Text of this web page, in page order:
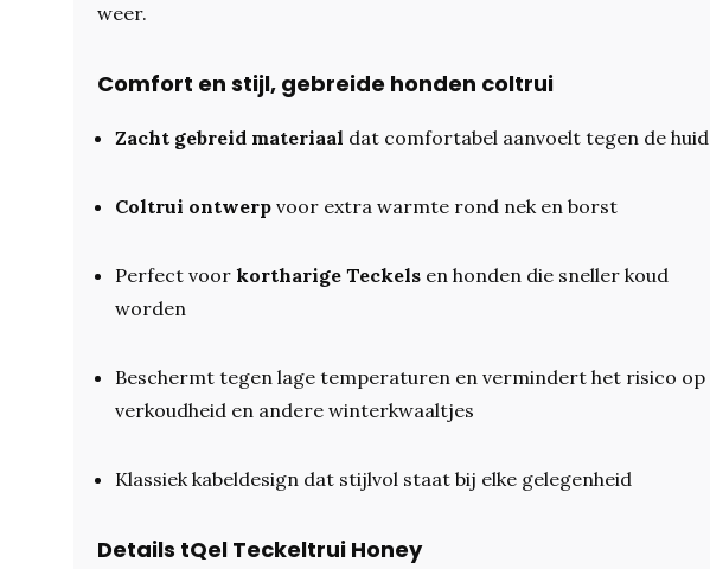
weer.
Comfort en stijl, gebreide honden coltrui
Zacht gebreid materiaal dat comfortabel aanvoelt tegen de huid
Coltrui ontwerp voor extra warmte rond nek en borst
Perfect voor kortharige Teckels en honden die sneller koud
worden
Beschermt tegen lage temperaturen en vermindert het risico op
verkoudheid en andere winterkwaaltjes
Klassiek kabeldesign dat stijlvol staat bij elke gelegenheid
Details tQel Teckeltrui Honey